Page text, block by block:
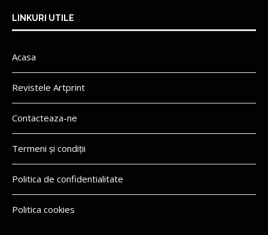
LINKURI UTILE
Acasa
Revistele Artprint
Contacteaza-ne
Termeni și condiții
Politica de confidentialitate
Politica cookies